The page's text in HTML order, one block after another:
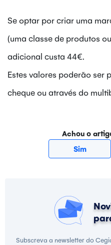
Se optar por criar uma
(uma classe de produtos
adicional custa 44€.
Estes valores poderão ser
cheque ou através do
Achou o
Sim
Subscreva a newsletter do